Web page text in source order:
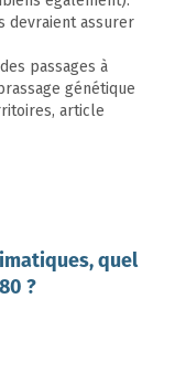
devraient assurer
passages à
génétique
article
quel
?